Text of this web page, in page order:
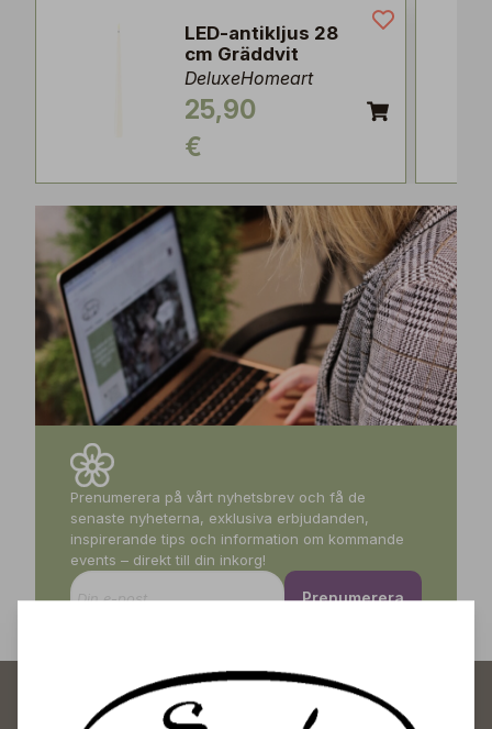
LED-antikljus 28
cm Gräddvit
DeluxeHomeart
25,90
€
Prenumerera på vårt nyhetsbrev och få de
senaste nyheterna, exklusiva erbjudanden,
inspirerande tips och information om kommande
events – direkt till din inkorg!
Prenumerera